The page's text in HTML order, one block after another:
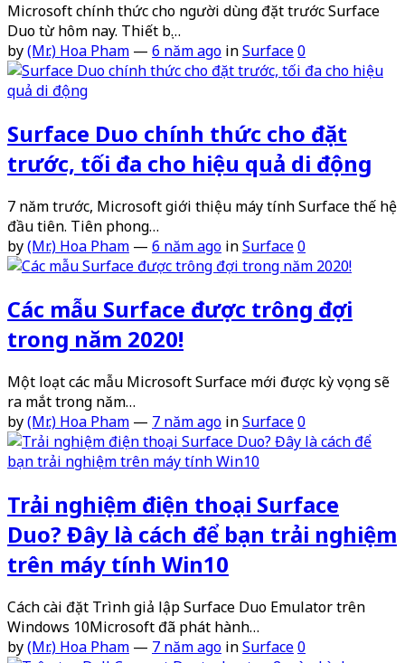
Microsoft chính thức cho người dùng đặt trước Surface
Duo từ hôm nay. Thiết bị…
by(Mr.) Hoa Pham — 6 năm ago inSurface0
Surface Duo chính thức cho đặt
trước, tối đa cho hiệu quả di động
7 năm trước, Microsoft giới thiệu máy tính Surface thế hệ
đầu tiên. Tiên phong…
by(Mr.) Hoa Pham — 6 năm ago inSurface0
Các mẫu Surface được trông đợi
trong năm 2020!
Một loạt các mẫu Microsoft Surface mới được kỳ vọng sẽ
ra mắt trong năm…
by(Mr.) Hoa Pham — 7 năm ago inSurface0
Trải nghiệm điện thoại Surface
Duo? Đây là cách để bạn trải nghiệm
trên máy tính Win10
Cách cài đặt Trình giả lập Surface Duo Emulator trên
Windows 10Microsoft đã phát hành…
by(Mr.) Hoa Pham — 7 năm ago inSurface0